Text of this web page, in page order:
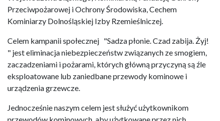
Przeciwpożarowej i Ochrony Środowiska, Cechem
Kominiarzy Dolnośląskiej Izby Rzemieślniczej.
Celem kampanii społecznej "Sadza płonie. Czad zabija. Żyj!
" jest eliminacja niebezpieczeństw związanych ze smogiem,
zaczadzeniami i pożarami, których główną przyczyną są źle
eksploatowane lub zaniedbane przewody kominowe i
urządzenia grzewcze.
Jednocześnie naszym celem jest służyć użytkownikom